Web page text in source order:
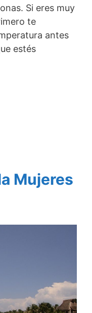
Si eres muy
te
antes
estés
Mujeres